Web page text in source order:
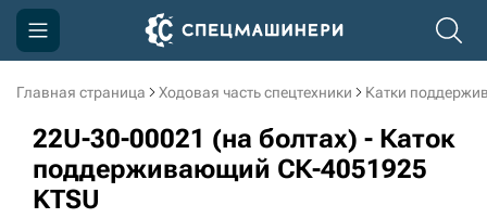
Главная страница Ходовая часть спецтехники Катки
22U-30-00021 (на болтах) - Каток
поддерживающий СК-4051925
KTSU
Компания
Акции
Доставка и оплата